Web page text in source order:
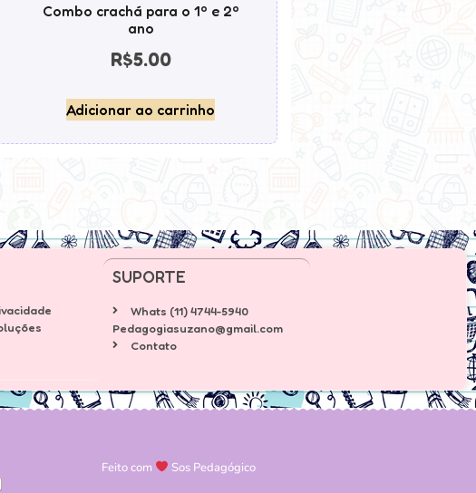
Combo crachá para o 1º e 2º
ano
R$5.00
Adicionar ao carrinho
SUPORTE
Whats (11) 4744-5940
Pedagogiasuzano@gmail.com
Contato
Feito com Sos Pedagógico